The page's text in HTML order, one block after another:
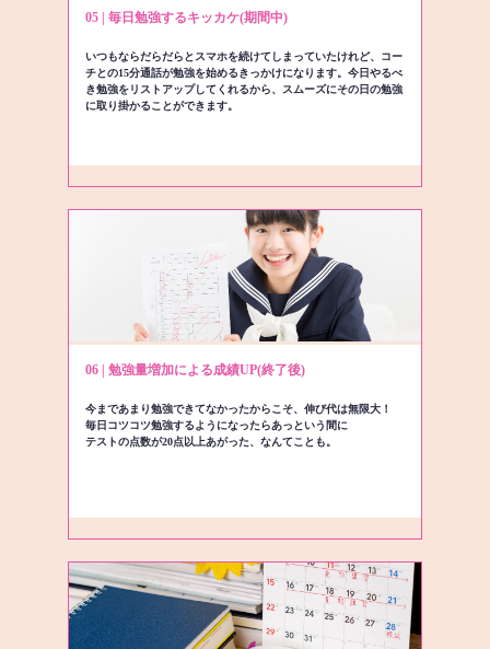
05 | 毎日勉強するキッカケ(期間中)
いつもならだらだらとスマホを続けてしまっていたけれど、コー
チとの15分通話が勉強を始めるきっかけになります。今日やるべ
き勉強をリストアップしてくれるから、スムーズにその日の勉強
に取り掛かることができます。
06 | 勉強量増加による成績UP(終了後)
今まであまり勉強できてなかったからこそ、伸び代は無限大！
毎日コツコツ勉強するようになったらあっという間に
テストの点数が20点以上あがった、なんてことも。